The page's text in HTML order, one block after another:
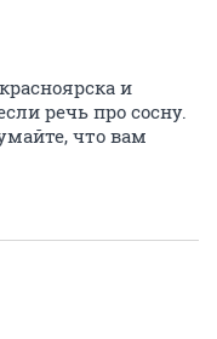
и
речь про сосну.
что вам